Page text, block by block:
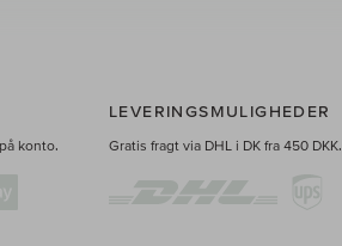
konto.
LEVERINGSMULIGHEDER
Gratis fragt via DHL i DK fra 450 DKK.